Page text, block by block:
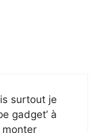
surtout je
gadget’ à